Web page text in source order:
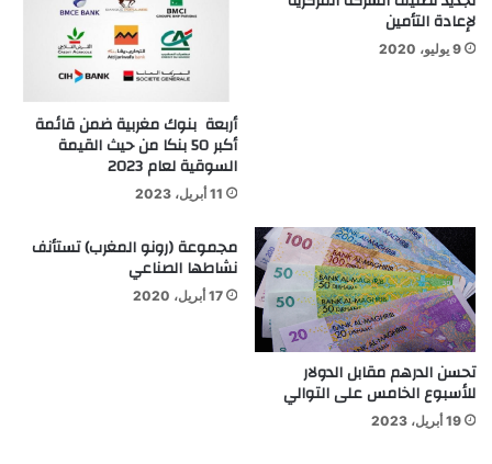
لإعادة التأمين
9 يوليو، 2020
أربعة بنوك مغربية ضمن قائمة
أكبر 50 بنكا من حيث القيمة
السوقية لعام 2023
11 أبريل، 2023
تحسن الدرهم مقابل الدولار
للأسبوع الخامس على التوالي
19 أبريل، 2023
مجموعة (رونو المغرب) تستأنف
نشاطها الصناعي
17 أبريل، 2020